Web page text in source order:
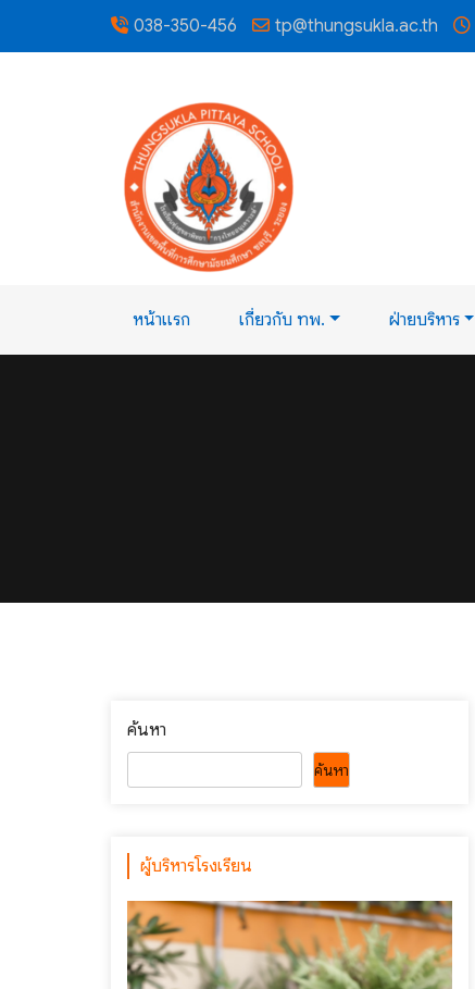
038-350-456 tp@thungsukla.ac.th
หน้าแรก เกี่ยวกับ ทพ. ฝ่ายบริหาร
ค้นหา
ค้นหา
ผู้บริหารโรงเรียน